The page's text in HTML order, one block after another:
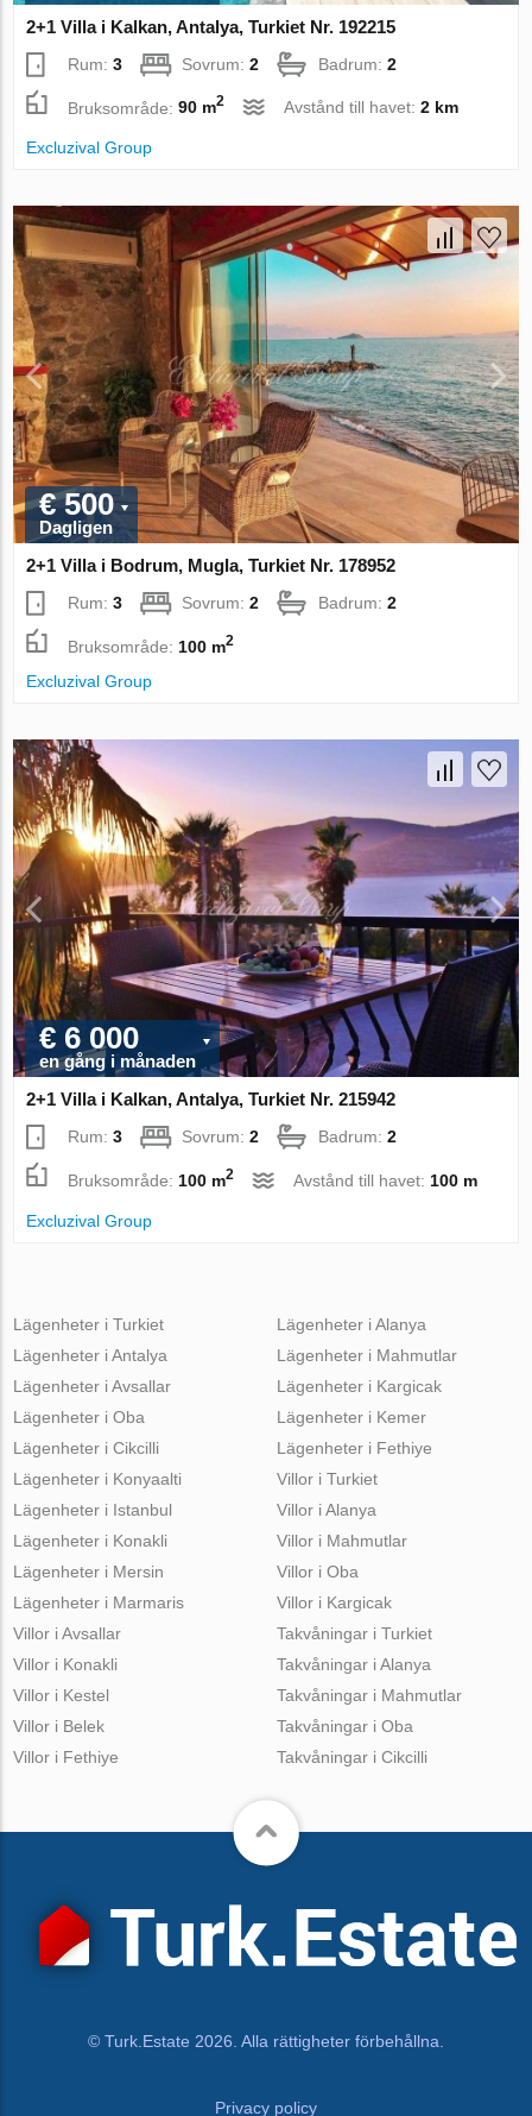
2+1 Villa i Kalkan, Antalya, Turkiet Nr. 192215
Rum:3 Sovrum:2 Badrum:2
Bruksområde:90 m2 Avstånd till havet:2 km
Excluzival Group
€ 500
Dagligen
2+1 Villa i Bodrum, Mugla, Turkiet Nr. 178952
Rum:3 Sovrum:2 Badrum:2
Bruksområde: 100 m2
Excluzival Group
€ 6 000
en gång i månaden
2+1 Villa i Kalkan, Antalya, Turkiet Nr. 215942
Rum:3 Sovrum:2 Badrum:2
Bruksområde: 100 m2 Avstånd till havet: 100 m
Excluzival Group
Lägenheter i Turkiet
Lägenheter i Antalya
Lägenheter i Avsallar
Lägenheter i Oba
Lägenheter i Cikcilli
Lägenheter i Alanya
Lägenheter i Mahmutlar
Lägenheter i Kargicak
Lägenheter i Kemer
Lägenheter i Fethiye
Lägenheter i Konyaalti
Lägenheter i Istanbul
Lägenheter i Konakli
Lägenheter i Mersin
Lägenheter i Marmaris
Villor i Turkiet
Villor i Alanya
Villor i Mahmutlar
Villor i Oba
Villor i Kargicak
Villor i Avsallar
Villor i Konakli
Villor i Kestel
Villor i Belek
Villor i Fethiye
Takvåningar i Turkiet
Takvåningar i Alanya
Takvåningar i Mahmutlar
Takvåningar i Oba
Takvåningar i Cikcilli
© Turk.Estate 2026. Alla rättigheter förbehållna.
Privacy policy